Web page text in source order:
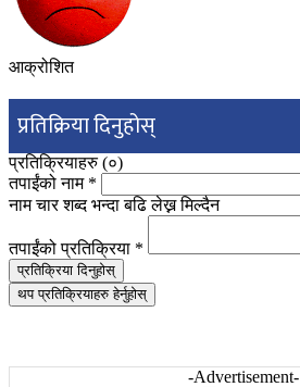
आक्रोशित
प्रतिक्रिया दिनुहोस्
प्रतिक्रियाहरु (०)
तपाईंको नाम *
नाम चार शब्द भन्दा बढि लेख्न मिल्दैन
तपाईंको प्रतिक्रिया *
प्रतिक्रिया दिनुहोस्
थप प्रतिक्रियाहरु हेर्नुहोस्
-Advertisement-